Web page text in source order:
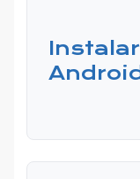
Android